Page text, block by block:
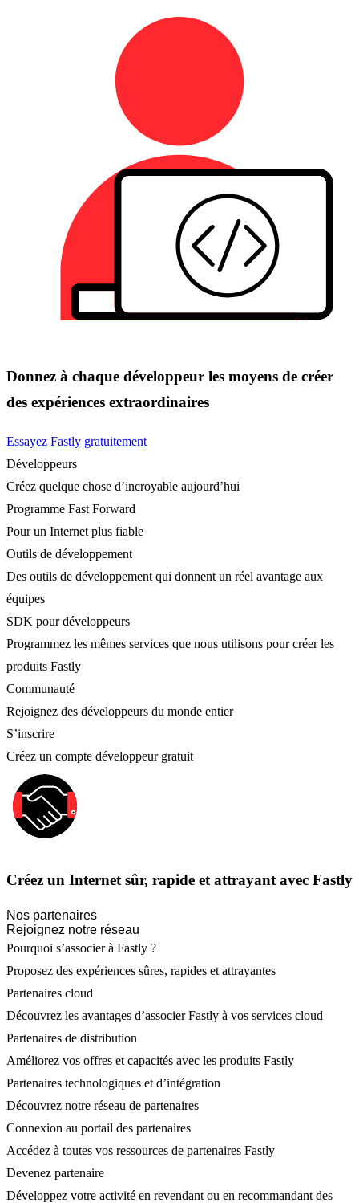
Donnez à chaque développeur les moyens de créer
des expériences extraordinaires
Essayez Fastly gratuitement
Développeurs
Créez quelque chose d’incroyable aujourd’hui
Programme Fast Forward
Pour un Internet plus fiable
Outils de développement
Des outils de développement qui donnent un réel avantage aux
équipes
SDK pour développeurs
Programmez les mêmes services que nous utilisons pour créer les
produits Fastly
Communauté
Rejoignez des développeurs du monde entier
S’inscrire
Créez un compte développeur gratuit
Créez un Internet sûr, rapide et attrayant avec Fastly
Nos partenaires
Rejoignez notre réseau
Pourquoi s’associer à Fastly ?
Proposez des expériences sûres, rapides et attrayantes
Partenaires cloud
Découvrez les avantages d’associer Fastly à vos services cloud
Partenaires de distribution
Améliorez vos offres et capacités avec les produits Fastly
Partenaires technologiques et d’intégration
Découvrez notre réseau de partenaires
Connexion au portail des partenaires
Accédez à toutes vos ressources de partenaires Fastly
Devenez partenaire
Développez votre activité en revendant ou en recommandant des